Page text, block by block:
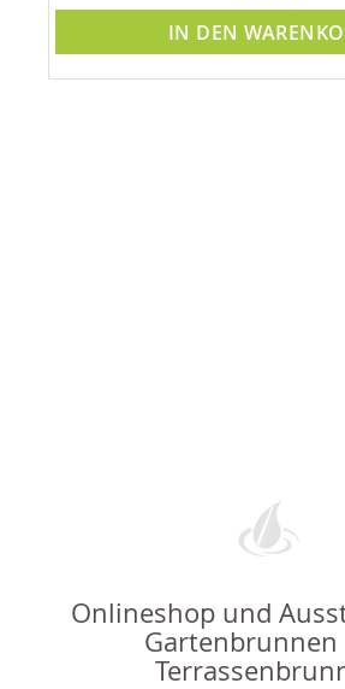
IN DEN
Onlineshop und
Gartenbrunnen